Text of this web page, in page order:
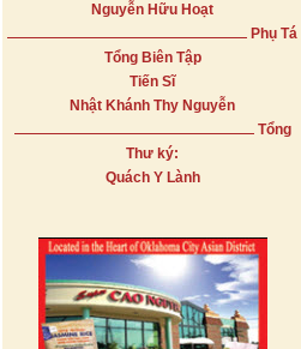
Nguyễn Hữu Hoạt
Phụ Tá
Tổng Biên Tập
Tiến Sĩ
Nhật Khánh Thy Nguyễn
Tổng
Thư ký:
Quách Y Lành